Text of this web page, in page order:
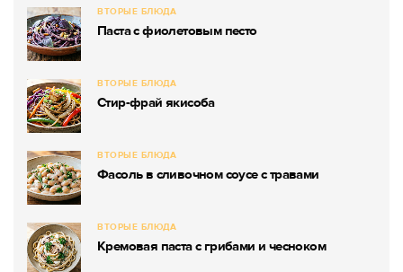
ВТОРЫЕ БЛЮДА
Паста с фиолетовым песто
ВТОРЫЕ БЛЮДА
Стир-фрай якисоба
ВТОРЫЕ БЛЮДА
Фасоль в сливочном соусе с травами
ВТОРЫЕ БЛЮДА
Кремовая паста с грибами и чесноком